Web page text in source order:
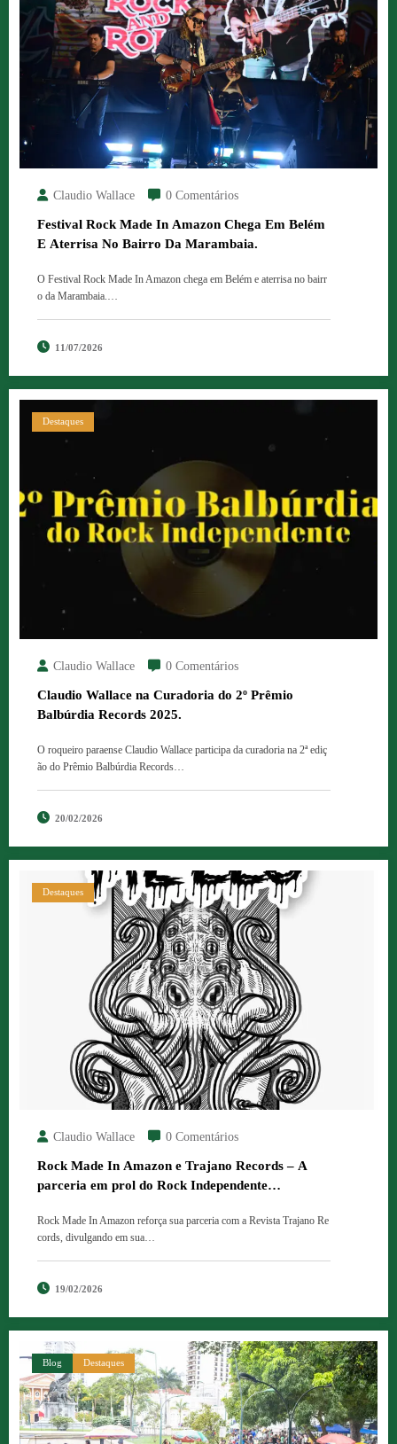
Claudio Wallace 0 Comentários
Festival Rock Made In Amazon Chega Em Belém
E Aterrisa No Bairro Da Marambaia.
O Festival Rock Made In Amazon chega em Belém e aterrisa no bairr
o da Marambaia.…
11/07/2026
Destaques
Claudio Wallace 0 Comentários
Claudio Wallace na Curadoria do 2º Prêmio
Balbúrdia Records 2025.
O roqueiro paraense Claudio Wallace participa da curadoria na 2ª ediç
ão do Prêmio Balbúrdia Records…
20/02/2026
Destaques
Claudio Wallace 0 Comentários
Rock Made In Amazon e Trajano Records – A
parceria em prol do Rock Independente
Rock Made In Amazon reforça sua parceria com a Revista Trajano Re
cords, divulgando em sua…
19/02/2026
Blog Destaques